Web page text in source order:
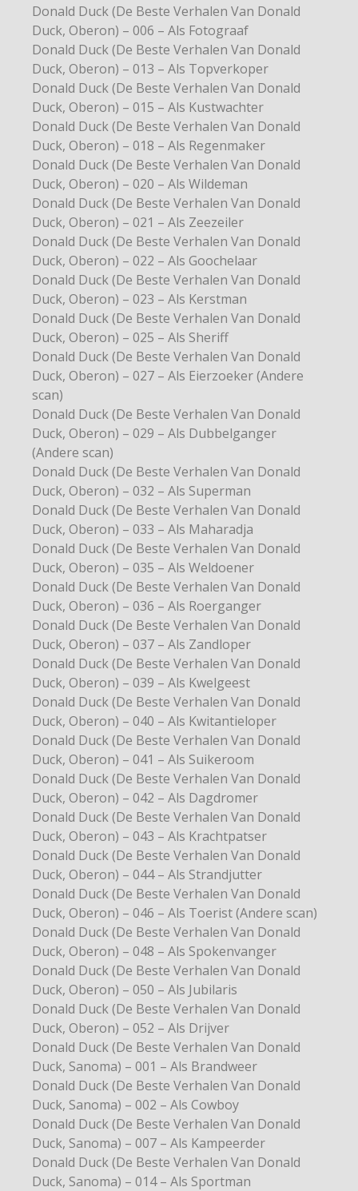
Donald Duck (De Beste Verhalen Van Donald
Duck, Oberon) – 006 – Als Fotograaf
Donald Duck (De Beste Verhalen Van Donald
Duck, Oberon) – 013 – Als Topverkoper
Donald Duck (De Beste Verhalen Van Donald
Duck, Oberon) – 015 – Als Kustwachter
Donald Duck (De Beste Verhalen Van Donald
Duck, Oberon) – 018 – Als Regenmaker
Donald Duck (De Beste Verhalen Van Donald
Duck, Oberon) – 020 – Als Wildeman
Donald Duck (De Beste Verhalen Van Donald
Duck, Oberon) – 021 – Als Zeezeiler
Donald Duck (De Beste Verhalen Van Donald
Duck, Oberon) – 022 – Als Goochelaar
Donald Duck (De Beste Verhalen Van Donald
Duck, Oberon) – 023 – Als Kerstman
Donald Duck (De Beste Verhalen Van Donald
Duck, Oberon) – 025 – Als Sheriff
Donald Duck (De Beste Verhalen Van Donald
Duck, Oberon) – 027 – Als Eierzoeker (Andere
scan)
Donald Duck (De Beste Verhalen Van Donald
Duck, Oberon) – 029 – Als Dubbelganger
(Andere scan)
Donald Duck (De Beste Verhalen Van Donald
Duck, Oberon) – 032 – Als Superman
Donald Duck (De Beste Verhalen Van Donald
Duck, Oberon) – 033 – Als Maharadja
Donald Duck (De Beste Verhalen Van Donald
Duck, Oberon) – 035 – Als Weldoener
Donald Duck (De Beste Verhalen Van Donald
Duck, Oberon) – 036 – Als Roerganger
Donald Duck (De Beste Verhalen Van Donald
Duck, Oberon) – 037 – Als Zandloper
Donald Duck (De Beste Verhalen Van Donald
Duck, Oberon) – 039 – Als Kwelgeest
Donald Duck (De Beste Verhalen Van Donald
Duck, Oberon) – 040 – Als Kwitantieloper
Donald Duck (De Beste Verhalen Van Donald
Duck, Oberon) – 041 – Als Suikeroom
Donald Duck (De Beste Verhalen Van Donald
Duck, Oberon) – 042 – Als Dagdromer
Donald Duck (De Beste Verhalen Van Donald
Duck, Oberon) – 043 – Als Krachtpatser
Donald Duck (De Beste Verhalen Van Donald
Duck, Oberon) – 044 – Als Strandjutter
Donald Duck (De Beste Verhalen Van Donald
Duck, Oberon) – 046 – Als Toerist (Andere scan)
Donald Duck (De Beste Verhalen Van Donald
Duck, Oberon) – 048 – Als Spokenvanger
Donald Duck (De Beste Verhalen Van Donald
Duck, Oberon) – 050 – Als Jubilaris
Donald Duck (De Beste Verhalen Van Donald
Duck, Oberon) – 052 – Als Drijver
Donald Duck (De Beste Verhalen Van Donald
Duck, Sanoma) – 001 – Als Brandweer
Donald Duck (De Beste Verhalen Van Donald
Duck, Sanoma) – 002 – Als Cowboy
Donald Duck (De Beste Verhalen Van Donald
Duck, Sanoma) – 007 – Als Kampeerder
Donald Duck (De Beste Verhalen Van Donald
Duck, Sanoma) – 014 – Als Sportman